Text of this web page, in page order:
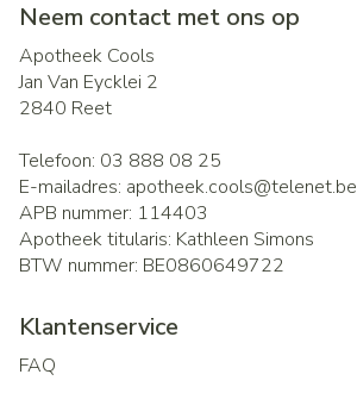
Neem contact met ons op
Apotheek Cools
Jan Van Eycklei 2
2840 Reet
Telefoon: 03 888 08 25
E-mailadres: apotheek.cools@telenet.be
APB nummer: 114403
Apotheek titularis: Kathleen Simons
BTW nummer: BE0860649722
Klantenservice
FAQ